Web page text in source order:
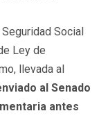
Social
Ley de
llevada al
al Senado
antes